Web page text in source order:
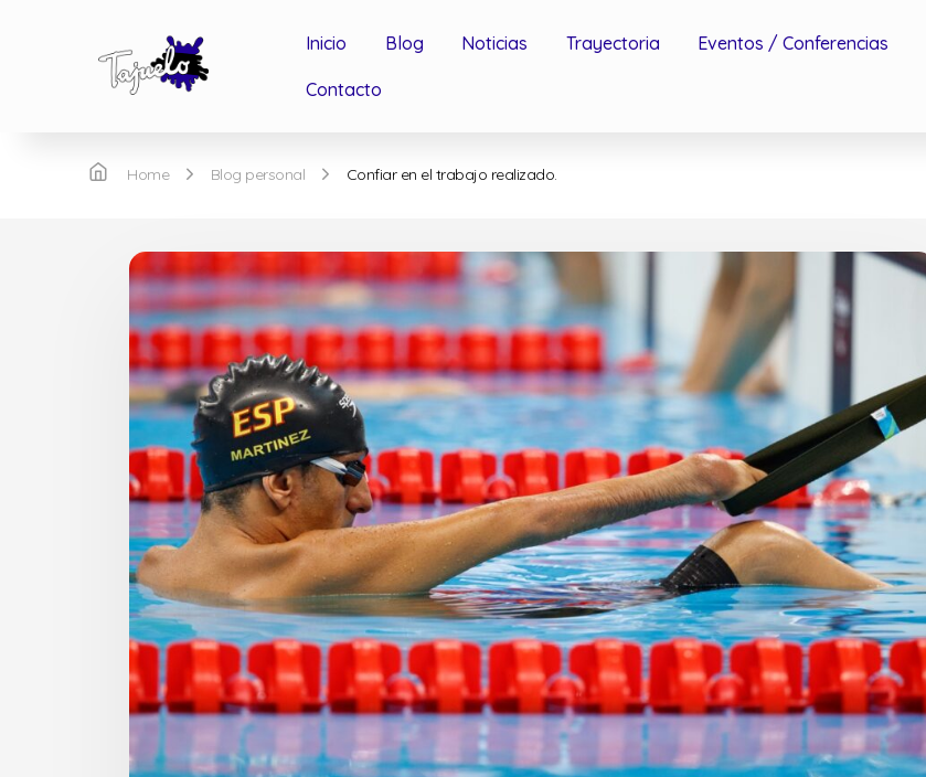
Inicio Blog Noticias Trayectoria Eventos / Conferencias
Contacto
Home Blog personal Confiar en el trabajo realizado.